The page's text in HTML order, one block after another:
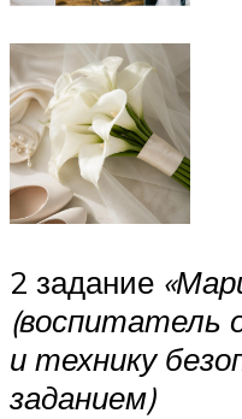
2 задание
(воспитатель
и технику
заданием)